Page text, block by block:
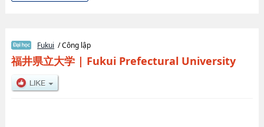
Fukui / Công lập
福井県立大学| Fukui Prefectural University